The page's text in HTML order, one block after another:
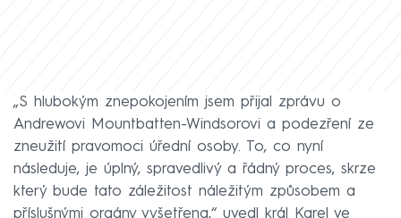
„S hlubokým znepokojením jsem přijal zprávu o
Andrewovi Mountbatten-Windsorovi a podezření ze
zneužití pravomoci úřední osoby. To, co nyní
následuje, je úplný, spravedlivý a řádný proces, skrze
který bude tato záležitost náležitým způsobem a
příslušnými orgány vyšetřena,“ uvedl král Karel ve